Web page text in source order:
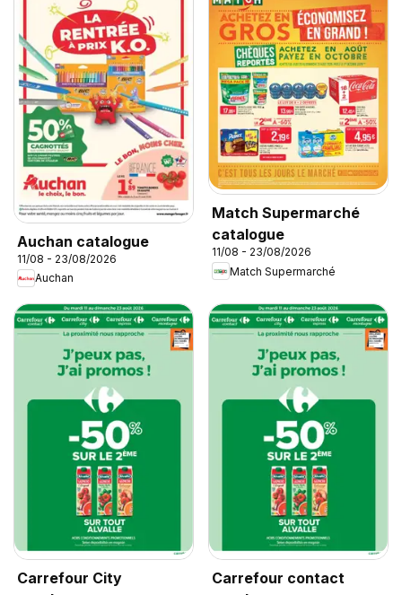
Auchan catalogue
11/08 - 23/08/2026
Auchan
Match Supermarché
catalogue
11/08 - 23/08/2026
Match Supermarché
Carrefour City
Carrefour contact